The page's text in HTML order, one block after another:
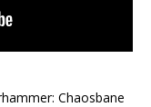
Chaosbane